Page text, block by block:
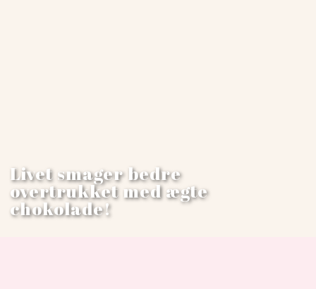
​Livet smager bedre
​overtrukket med ægte
chokolade!​​​​​​